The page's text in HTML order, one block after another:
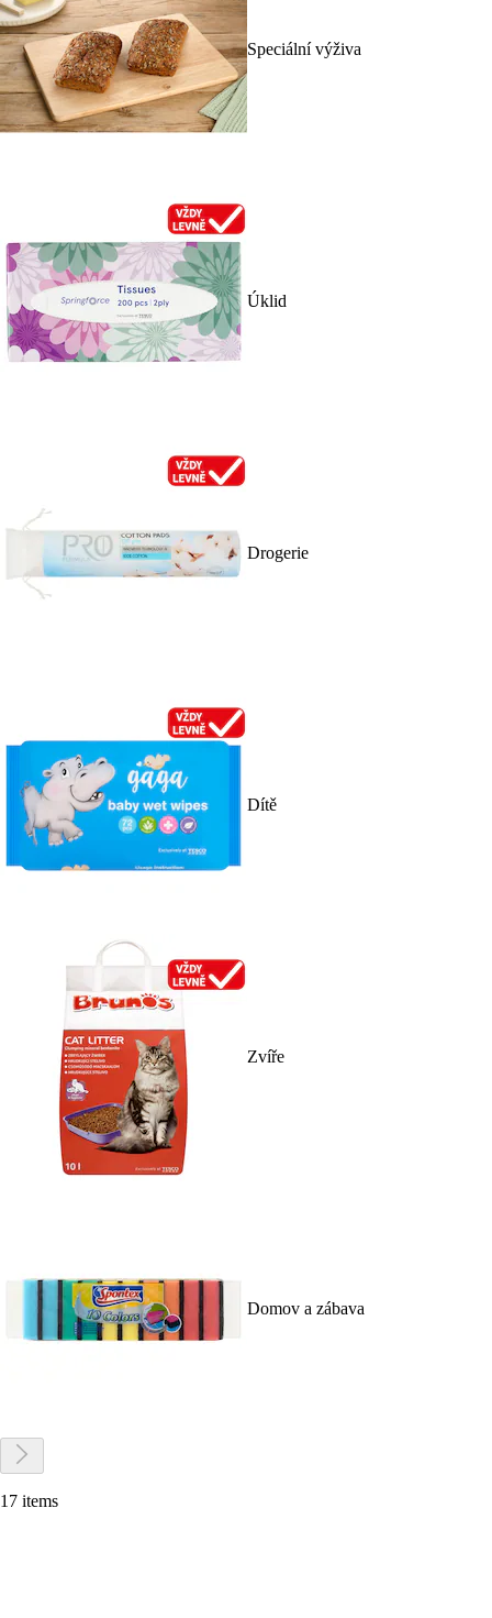
Speciální výživa
Úklid
Drogerie
Dítě
Zvíře
Domov a zábava
17 items